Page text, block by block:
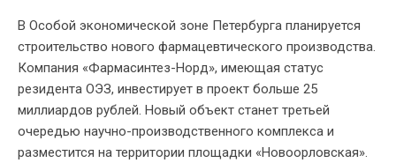
В Особой экономической зоне Петербурга планируется
строительство нового фармацевтического производства.
Компания «Фармасинтез-Норд», имеющая статус
резидента ОЭЗ, инвестирует в проект больше 25
миллиардов рублей. Новый объект станет третьей
очередью научно-производственного комплекса и
разместится на территории площадки «Новоорловская».